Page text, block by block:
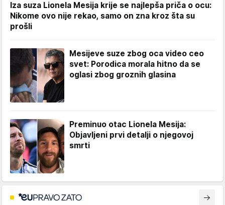
Iza suza Lionela Mesija krije se najlepša priča o ocu:
Nikome ovo nije rekao, samo on zna kroz šta su
prošli
Mesijeve suze zbog oca video ceo
svet: Porodica morala hitno da se
oglasi zbog groznih glasina
Preminuo otac Lionela Mesija:
Objavljeni prvi detalji o njegovoj
smrti